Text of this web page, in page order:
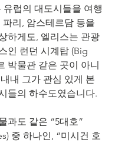
럽의 대도시들을 여행
파리, 암스테르담 등을
하게도, 엘리스는 관광
인 런던 시계탑 (Big
박물관 같은 곳이 아니
내 그가 관심 있게 본
들의 하수도였습니다.
과도 같은 “5대호”
중 하나인, “미시건 호